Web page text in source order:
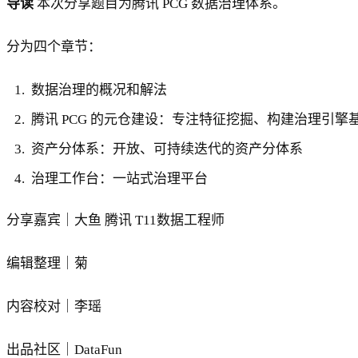
导读 本次分享题目为腾讯 PCG 数据治理体系。
分为四个章节：
数据治理的概况和解法
腾讯 PCG 的元仓建设：专注特征挖掘、构建治理引擎
资产分体系：开放、可持续迭代的资产分体系
治理工作台：一站式治理平台
分享嘉宾｜大鱼 腾讯 T11数据工程师
编辑整理｜菊
内容校对｜李瑶
出品社区｜DataFun